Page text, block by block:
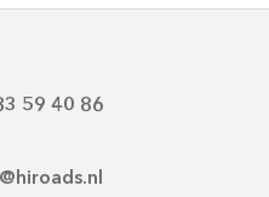
59 40 86